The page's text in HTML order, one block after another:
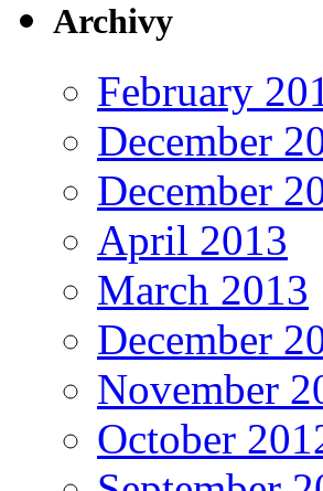
Archivy
February
December
December
April 2013
March 2013
December
November
October